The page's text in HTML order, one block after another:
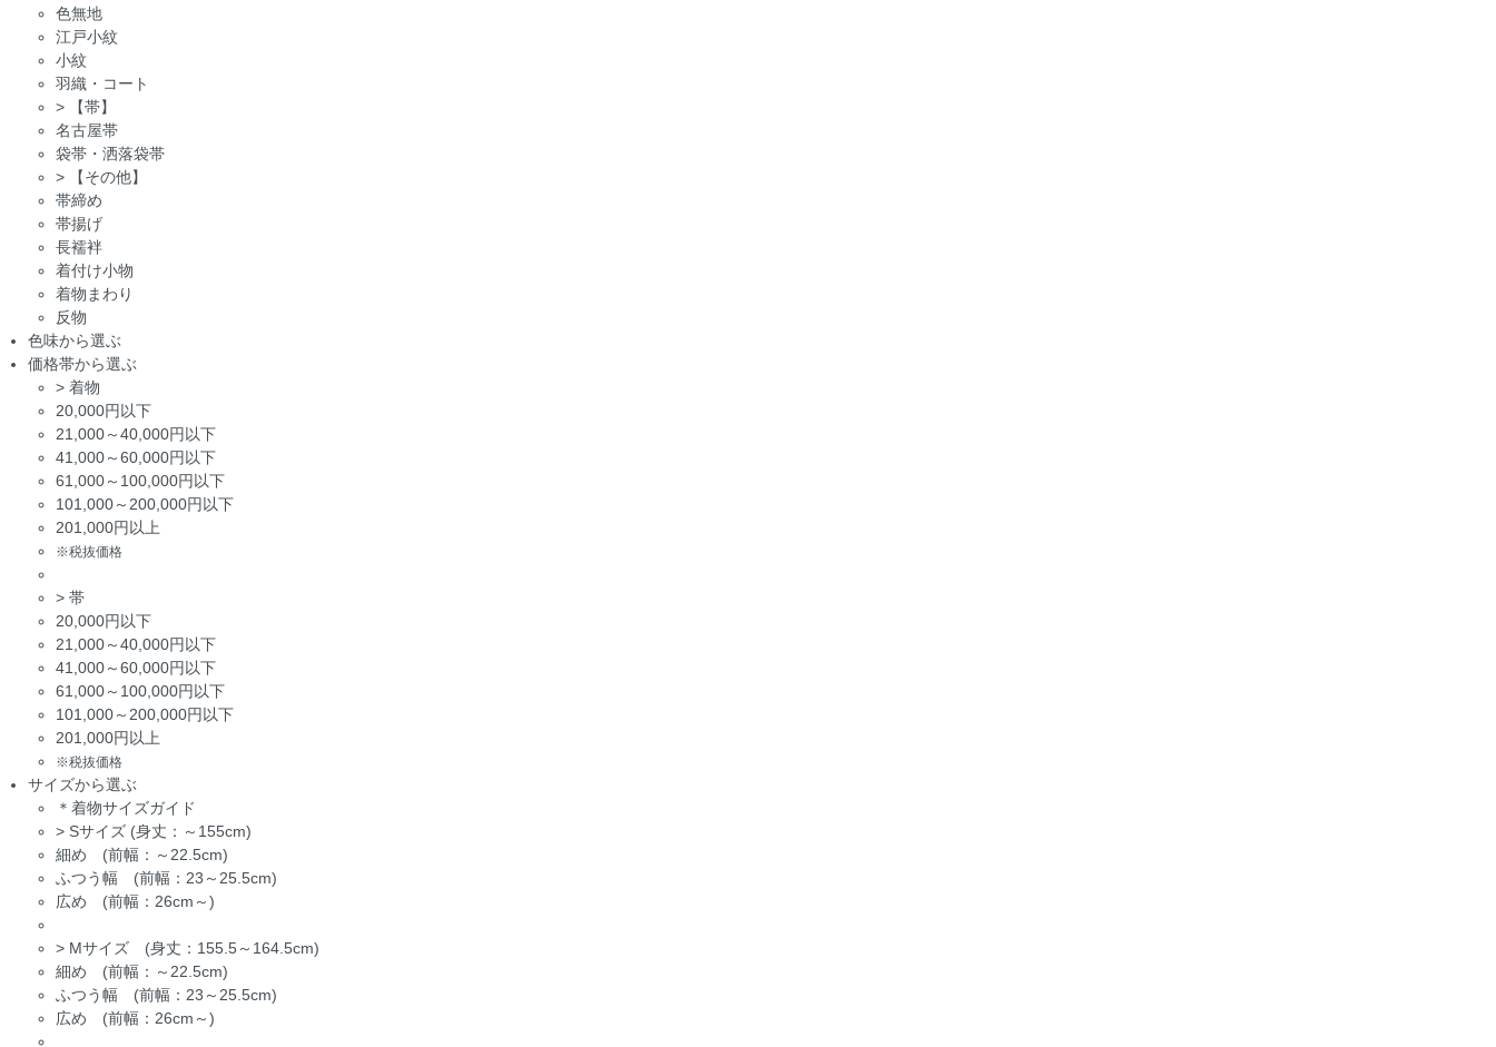
色無地
江戸小紋
小紋
羽織・コート
>
【帯】
名古屋帯
袋帯・洒落袋帯
>
【その他】
帯締め
帯揚げ
長襦袢
着付け小物
着物まわり
反物
色味から選ぶ
価格帯から選ぶ
> 着物
20,000円以下
21,000～40,000円以下
41,000～60,000円以下
61,000～100,000円以下
101,000～200,000円以下
201,000円以上
※税抜価格
> 帯
20,000円以下
21,000～40,000円以下
41,000～60,000円以下
61,000～100,000円以下
101,000～200,000円以下
201,000円以上
※税抜価格
サイズから選ぶ
＊着物サイズガイド
> Sサイズ (身丈：～155cm)
細め (前幅：～22.5cm)
ふつう幅 (前幅：23～25.5cm)
広め (前幅：26cm～)
> Mサイズ (身丈：155.5～164.5cm)
細め (前幅：～22.5cm)
ふつう幅 (前幅：23～25.5cm)
広め (前幅：26cm～)